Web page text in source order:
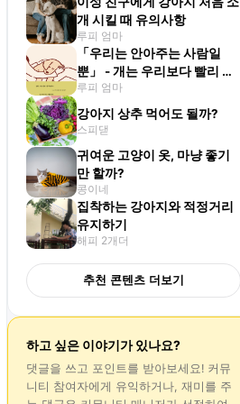
개 시킬 때 유의사항
루피 엄마
「우리는 안아주는 사람일
뿐」 - 개는 우리보다 빨리 늙
고, 아기는 우리보다 빨리 자
란다
루피 엄마
강아지 상추 먹어도 될까?
스피댇
귀여운 고양이 옷, 마냥 좋기
만 할까?
콩이네
집착하는 강아지와 적정거리
유지하기
해피 2개더
추천 콘텐츠 더보기
하고 싶은 이야기가 있나요?
댓글을 쓰고 포인트를 받아보세요! 커뮤
니티 참여자에게 유익하거나, 재미를 주